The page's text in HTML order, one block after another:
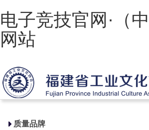
电子竞技官网·（
网站
电子竞技官网·（中国）官方
协会简介
质量品牌